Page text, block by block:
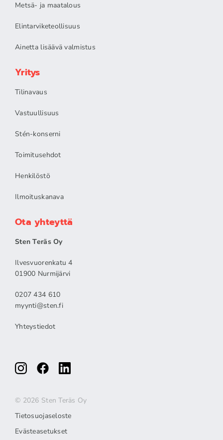
Metsä- ja maatalous
Elintarviketeollisuus
Ainetta lisäävä valmistus
Yritys
Tilinavaus
Vastuullisuus
Stén-konserni
Toimitusehdot
Henkilöstö
Ilmoituskanava
Ota yhteyttä
Sten Teräs Oy
Ilvesvuorenkatu 4
01900 Nurmijärvi
0207 434 610
myynti@sten.fi
Yhteystiedot
© 2026 Sten Teräs Oy
Tietosuojaseloste
Evästeasetukset